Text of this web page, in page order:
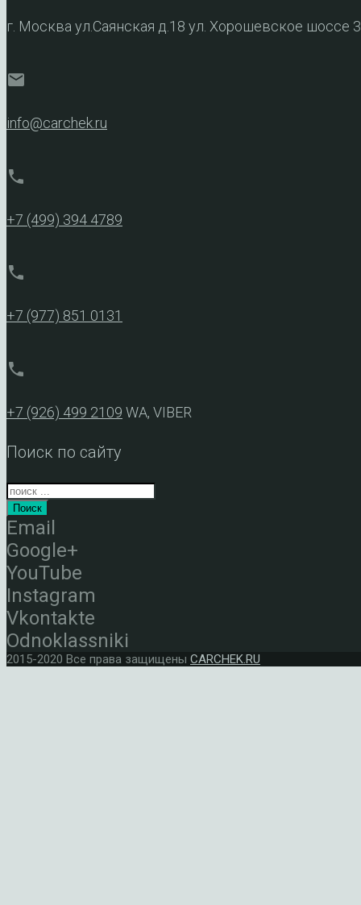
г. Москва ул.Саянская д.18 ул. Хорошевское шоссе
mail
info@carchek.ru
phone
+7 (499) 394 4789
phone
+7 (977) 851 0131
phone
+7 (926) 499 2109 WA, VIBER
Поиск по сайту
Поиск
Email
Google+
YouTube
Instagram
Vkontakte
Odnoklassniki
2015-2020 Все права защищены CARCHEK.RU